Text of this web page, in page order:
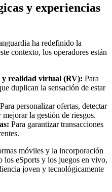
y experiencias
ha redefinido la
contexto, los operadores están
y realidad virtual (RV): Para
duplican la sensación de estar
Para personalizar ofertas, detectar
la gestión de riesgos.
Para garantizar transacciones
móviles y la incorporación
los eSports y los juegos en vivo,
joven y tecnológicamente